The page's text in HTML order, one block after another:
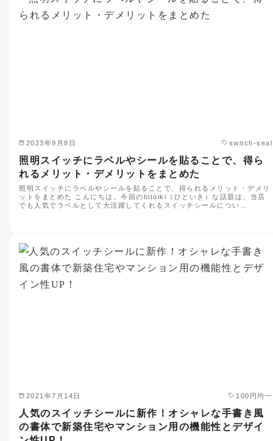
2023年9月8日 switch-seal
照明スイッチにラベルやシールを貼ることで、得ら
れるメリット・デメリットをまとめた
照明スイッチにラベルやシールを貼ることで、得られるメリット・デメリ
ットをまとめた こんにちは。今回のhitoiki（ひといき）な話題は、当店
でも人気でラベルとして大活躍してくれるスイッチシールについ…
2021年7月14日 100円均一
人気のスイッチシールに新作！オシャレな手書き風
の書体で新築住宅やマンション用の機能性とデザイ